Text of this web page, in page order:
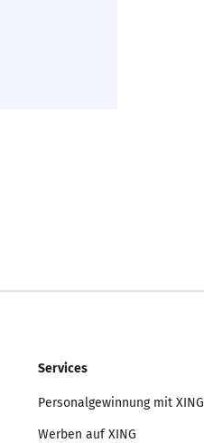
Services
Personalgewinnung mit XING
Werben auf XING